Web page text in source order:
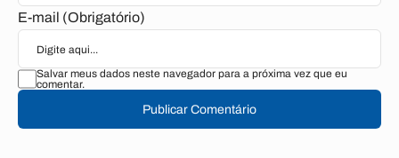
E-mail (Obrigatório)
Salvar meus dados neste navegador para a próxima vez que eu
comentar.
Publicar Comentário